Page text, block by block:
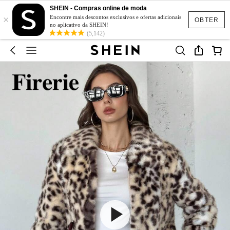
OBTER
×
SHEIN - Compras online de moda
Encontre mais descontos exclusivos e ofertas adicionais
no aplicativo da SHEIN!
(5,142)